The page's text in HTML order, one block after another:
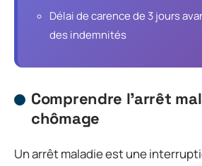
Délai de carence de 3 jours
des indemnités
Comprendre l’arrêt
chômage
Un arrêt maladie est une